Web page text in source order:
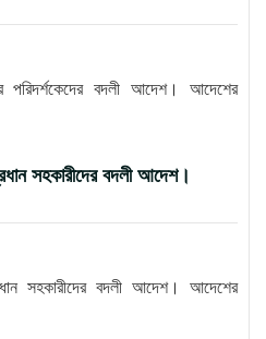
পরিদর্শকেদের বদলী আদেশ। আদেশের
সহকারীদের বদলী আদেশ।
সহকারীদের বদলী আদেশ। আদেশের